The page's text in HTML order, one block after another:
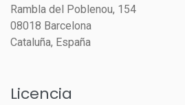
Rambla del Poblenou, 154
08018 Barcelona
Cataluña, España
Licencia